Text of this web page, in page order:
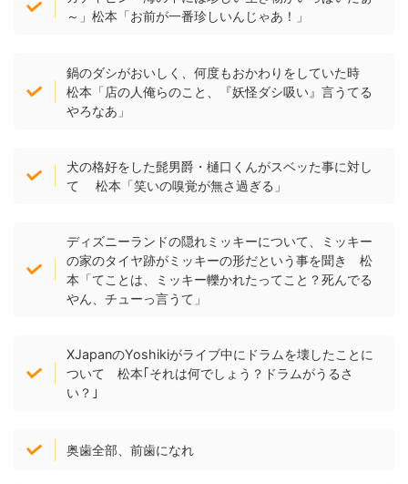
～」松本「お前が一番珍しいんじゃあ！」
鍋のダシがおいしく、何度もおかわりをしていた時
松本「店の人俺らのこと、『妖怪ダシ吸い』言うてる
やろなあ」
犬の格好をした髭男爵・樋口くんがスベッた事に対し
て 松本「笑いの嗅覚が無さ過ぎる」
ディズニーランドの隠れミッキーについて、ミッキー
の家のタイヤ跡がミッキーの形だという事を聞き 松
本「てことは、ミッキー轢かれたってこと？死んでる
やん、チューっ言うて」
XJapanのYoshikiがライブ中にドラムを壊したことに
ついて 松本｢それは何でしょう？ドラムがうるさ
い？｣
奥歯全部、前歯になれ